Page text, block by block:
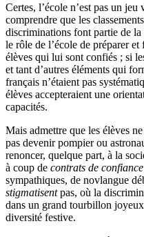
Certes, l’école n’est pas un
comprendre que les
discriminations font partie de la
le rôle de l’école de préparer
élèves qui lui sont confiés ; si
et tant d’autres éléments qui
français n’étaient pas
élèves accepteraient une
capacités.
Mais admettre que les élèves
pas devenir pompier ou
renoncer, quelque part, à la
à coup de contrats de confiance
sympathiques, de novlangue
stigmatisentpas, où la
dans un grand tourbillon
diversité festive.